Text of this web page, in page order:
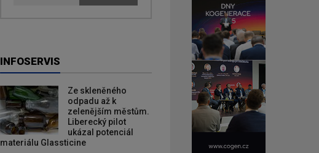
INFOSERVIS
Ze skleněného
odpadu až k
zelenějším městům.
Liberecký pilot
ukázal potenciál
materiálu Glassticine